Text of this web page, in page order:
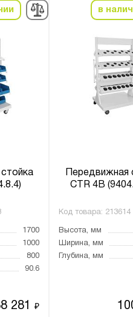
1700
1000
800
90.6
281₽
в
Передвижная
CTR 4B
Код товара: 213614
Высота, мм
Ширина, мм
Глубина, мм